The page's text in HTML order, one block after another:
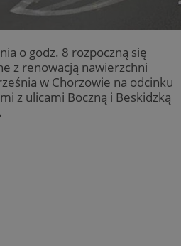
o godz. 8 rozpoczną się
z renowacją nawierzchni
w Chorzowie na odcinku
z ulicami Boczną i Beskidzką